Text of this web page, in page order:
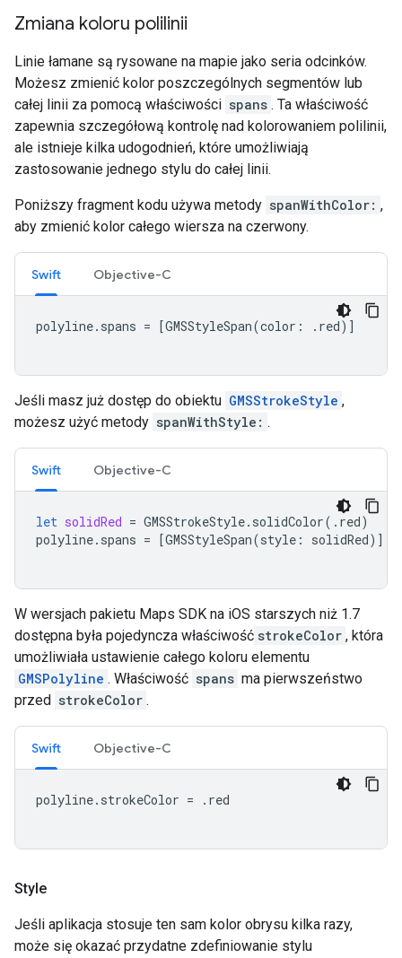
Zmiana koloru polilinii
Linie łamane są rysowane na mapie jako seria odcinków.
Możesz zmienić kolor poszczególnych segmentów lub
całej linii za pomocą właściwości spans . Ta właściwość
zapewnia szczegółową kontrolę nad kolorowaniem polilinii,
ale istnieje kilka udogodnień, które umożliwiają
zastosowanie jednego stylu do całej linii.
Poniższy fragment kodu używa metody spanWithColor: ,
aby zmienić kolor całego wiersza na czerwony.
Swift Objective-C
polyline. spans = [GMSStyleSpan(color : . red)]
Jeśli masz już dostęp do obiektu GMSStrokeStyle ,
możesz użyć metody spanWithStyle: .
Swift Objective-C
let solidRed = GMSStrokeStyle. solidColor(. red)
polyline. spans = [GMSStyleSpan(style : solidRed)]
W wersjach pakietu Maps SDK na iOS starszych niż 1.7
dostępna była pojedyncza właściwość strokeColor , która
umożliwiała ustawienie całego koloru elementu
GMSPolyline . Właściwość spans ma pierwszeństwo
przed strokeColor .
Swift Objective-C
polyline. strokeColor = . red
Style
Jeśli aplikacja stosuje ten sam kolor obrysu kilka razy,
może się okazać przydatne zdefiniowanie stylu